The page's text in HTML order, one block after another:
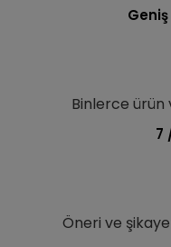
Binlerce
7
Öneri ve